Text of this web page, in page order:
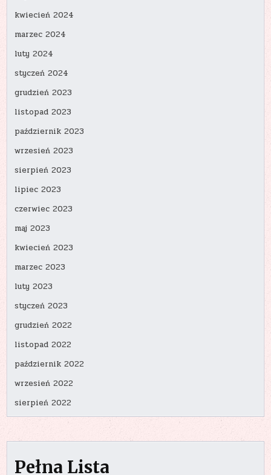
kwiecień 2024
marzec 2024
luty 2024
styczeń 2024
grudzień 2023
listopad 2023
październik 2023
wrzesień 2023
sierpień 2023
lipiec 2023
czerwiec 2023
maj 2023
kwiecień 2023
marzec 2023
luty 2023
styczeń 2023
grudzień 2022
listopad 2022
październik 2022
wrzesień 2022
sierpień 2022
Pełna Lista